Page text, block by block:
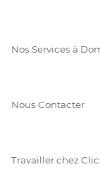
Nos Services à
Nous Contacter
Travailler chez